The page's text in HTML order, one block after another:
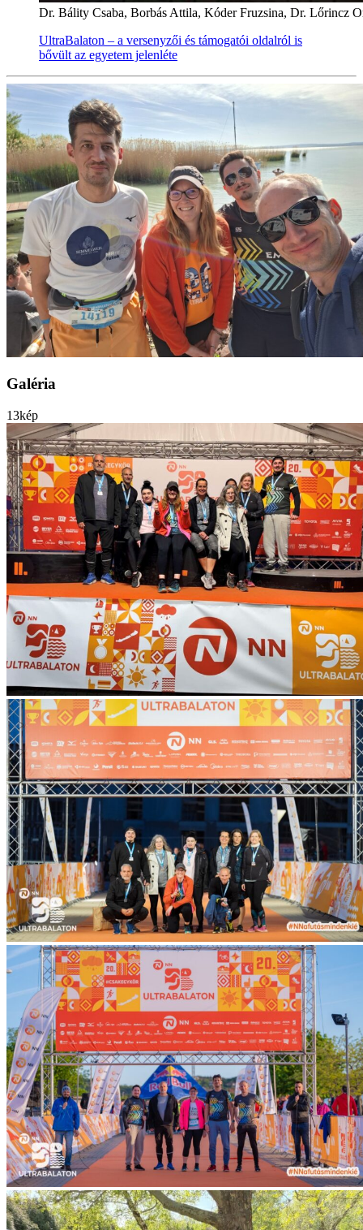
Dr. Bálity Csaba, Borbás Attila, Kóder Fruzsina, Dr. Lőrincz
UltraBalaton – a versenyzői és támogatói oldalról is
bővült az egyetem jelenléte
Galéria
13kép